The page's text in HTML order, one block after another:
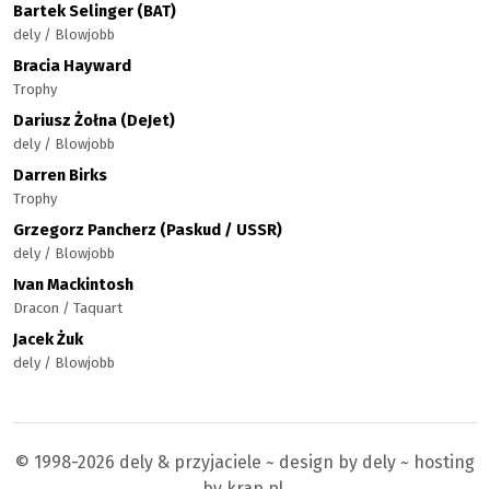
Bartek Selinger (BAT)
dely / Blowjobb
Bracia Hayward
Trophy
Dariusz Żołna (DeJet)
dely / Blowjobb
Darren Birks
Trophy
Grzegorz Pancherz (Paskud / USSR)
dely / Blowjobb
Ivan Mackintosh
Dracon / Taquart
Jacek Żuk
dely / Blowjobb
© 1998-2026 dely & przyjaciele ~ design by dely ~ hosting